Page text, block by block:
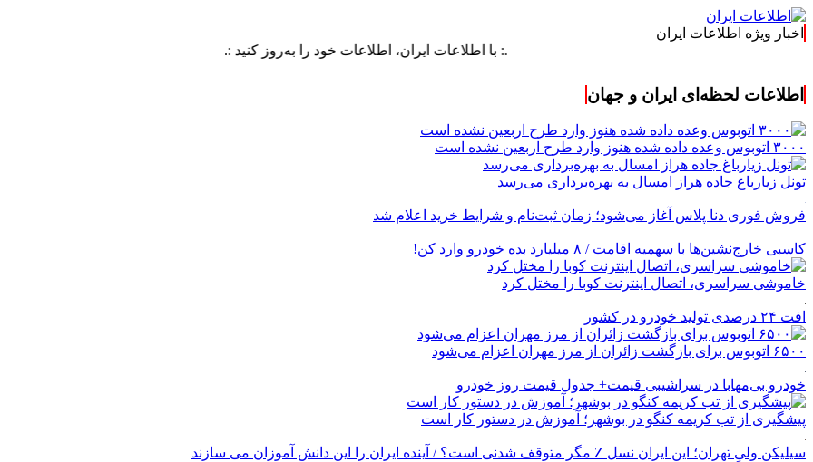
اخبار ویژه اطلاعات ایران
.: با اطلاعات ایران، اطلاعات خود را به‌روز کنید :.
اطلاعات لحظه‌ای ایران و جهان
۳۰۰۰ اتوبوس وعده داده شده هنوز وارد طرح اربعین نشده است
تونل زیارباغ جاده هراز امسال به بهره‌برداری می‌رسد
فروش فوری دنا پلاس آغاز می‌شود؛ زمان ثبت‌نام و شرایط خرید اعلام شد
کاسبی خارج‌نشین‌ها با سهمیه اقامت / ۸ میلیارد بده خودرو وارد کن!
خاموشی سراسری، اتصال اینترنت کوبا را مختل کرد
افت ۲۴ درصدی تولید خودرو در کشور
۶۵۰۰ اتوبوس برای بازگشت زائران از مرز مهران اعزام می‌شود
خودرو بی‌مهابا در سراشیبی قیمت+ جدول قیمت روز خودرو
پیشگیری از تب کریمه کنگو در بوشهر؛ آموزش در دستور کار است
سیلیکن ولیِ تهران؛ این ایران نسل Z مگر متوقف شدنی است؟ / آینده ایران را این دانش آموزان می سازند